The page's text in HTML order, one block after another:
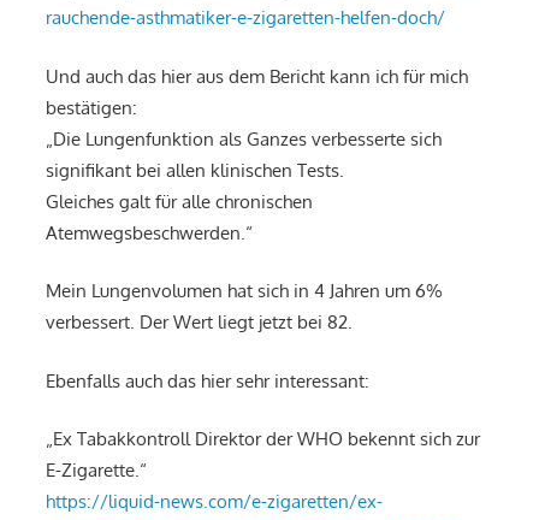
rauchende-asthmatiker-e-zigaretten-helfen-doch/
Und auch das hier aus dem Bericht kann ich für mich
bestätigen:
„Die Lungenfunktion als Ganzes verbesserte sich
signifikant bei allen klinischen Tests.
Gleiches galt für alle chronischen
Atemwegsbeschwerden.“
Mein Lungenvolumen hat sich in 4 Jahren um 6%
verbessert. Der Wert liegt jetzt bei 82.
Ebenfalls auch das hier sehr interessant:
„Ex Tabakkontroll Direktor der WHO bekennt sich zur
E-Zigarette.“
https://liquid-news.com/e-zigaretten/ex-